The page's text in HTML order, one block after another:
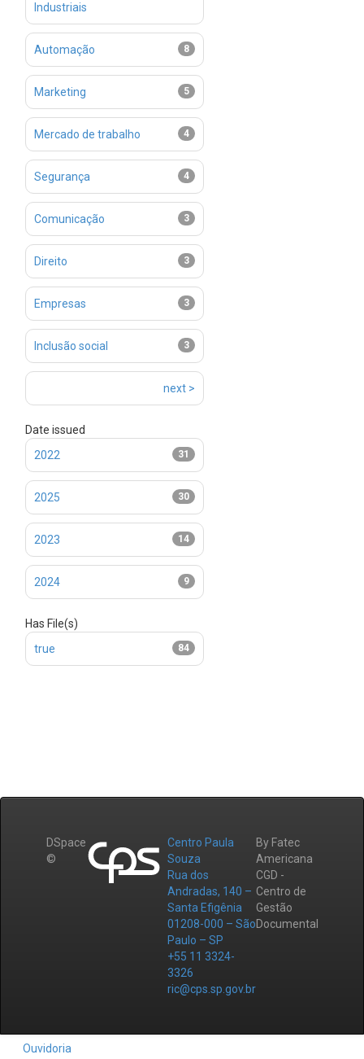
Industriais
8
Automação
5
Marketing
4
Mercado de trabalho
4
Segurança
3
Comunicação
3
Direito
3
Empresas
3
Inclusão social
next >
Date issued
31
2022
30
2025
14
2023
9
2024
Has File(s)
84
true
DSpace
©
Centro Paula
Souza
Rua dos
Andradas, 140 –
Santa Efigênia
01208-000 – São
Paulo – SP
+55 11 3324-
3326
ric@cps.sp.gov.br
By Fatec
Americana
CGD -
Centro de
Gestão
Documental
Ouvidoria